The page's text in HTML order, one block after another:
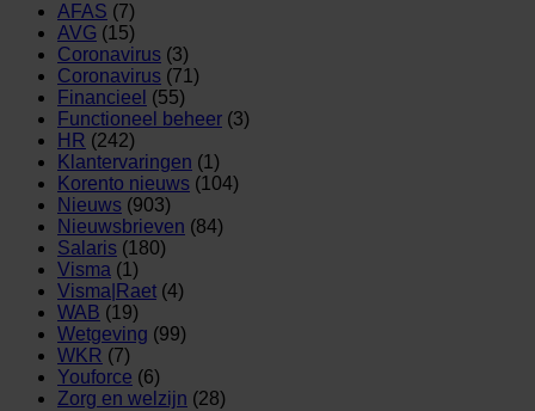
AFAS (7)
AVG (15)
Coronavirus (3)
Coronavirus (71)
Financieel (55)
Functioneel beheer (3)
HR (242)
Klantervaringen (1)
Korento nieuws (104)
Nieuws (903)
Nieuwsbrieven (84)
Salaris (180)
Visma (1)
Visma|Raet (4)
WAB (19)
Wetgeving (99)
WKR (7)
Youforce (6)
Zorg en welzijn (28)